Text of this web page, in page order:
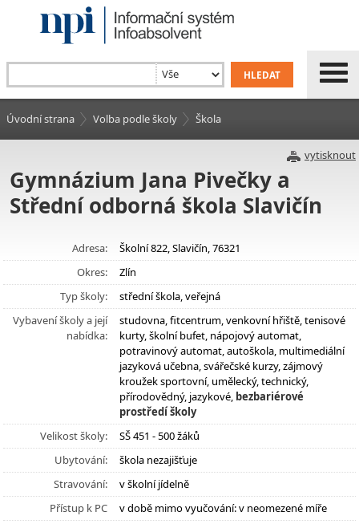
Úvodní strana Volba podle školy Škola
vytisknout
Gymnázium Jana Pivečky a
Střední odborná škola Slavičín
Adresa:
Školní 822, Slavičín, 76321
Okres:
Zlín
Typ školy:
střední škola, veřejná
Vybavení školy a její
nabídka:
studovna, fitcentrum, venkovní hřiště, tenisové
kurty, školní bufet, nápojový automat,
potravinový automat, autoškola, multimediální
jazyková učebna, svářečské kurzy, zájmový
kroužek sportovní, umělecký, technický,
přírodovědný, jazykové, bezbariérové
prostředí školy
Velikost školy:
SŠ 451 - 500 žáků
Ubytování:
škola nezajišťuje
Stravování:
v školní jídelně
Přístup k PC
v době mimo vyučování: v neomezené míře